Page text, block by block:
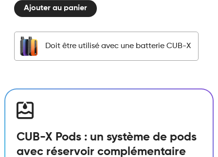
Pods
Milkshake
Fraise
quantité
Ajouter au panier
Doit être utilisé avec une batterie CUB-X
CUB-X Pods : un système de pods
avec réservoir complémentaire